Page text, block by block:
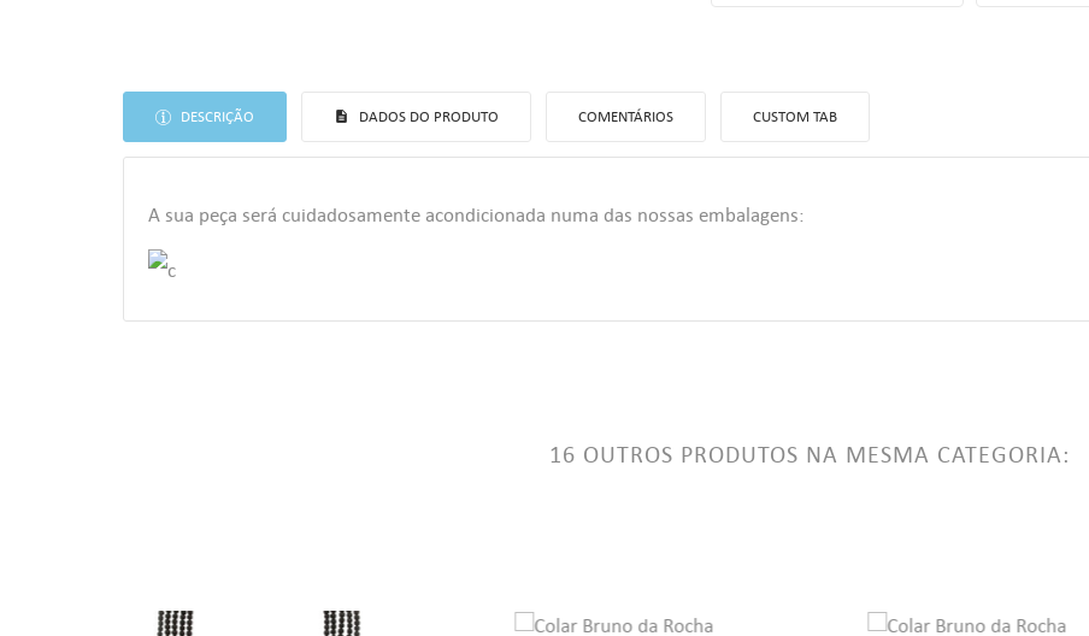
DESCRIÇÃO DADOS DO PRODUTO COMENTÁRIOS CUSTOM TAB
A sua peça será cuidadosamente acondicionada numa das nossas embalagens:
16 OUTROS PRODUTOS NA MESMA CATEGORIA:
add_circle_outlineCriar uma lista